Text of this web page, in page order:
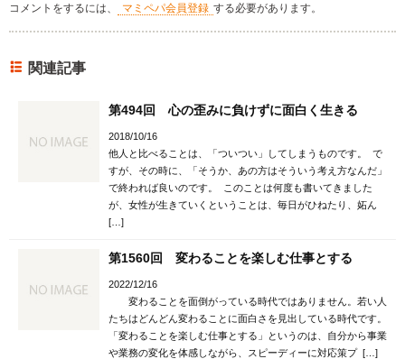
コメントをするには、 マミペパ会員登録 する必要があります。
関連記事
第494回 心の歪みに負けずに面白く生きる
2018/10/16
他人と比べることは、「ついつい」してしまうものです。 で
すが、その時に、「そうか、あの方はそういう考え方なんだ」
で終われば良いのです。 このことは何度も書いてきました
が、女性が生きていくということは、毎日がひねたり、妬ん
[…]
第1560回 変わることを楽しむ仕事とする
2022/12/16
変わることを面倒がっている時代ではありません。若い人
たちはどんどん変わることに面白さを見出している時代です。
「変わることを楽しむ仕事とする」というのは、自分から事業
や業務の変化を体感しながら、スピーディーに対応策プ […]